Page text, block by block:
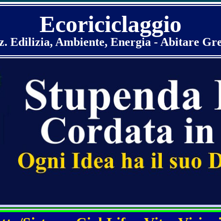
Ecoriciclaggio
Edilizia, Ambiente, Energia - Abitare